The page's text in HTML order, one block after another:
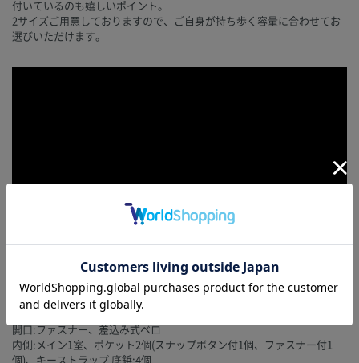
付いているのも嬉しいポイント。
2サイズご用意しておりますので、ご自身が持ち歩く容量に合わせてお
選びいただけます。
サイズ・商品詳細
開口:ファスナー、差込み式ベロ
内側:メイン1室、ポケット2個(スナップボタン付1個、ファスナー付1
個)、キーストラップ 底鋲:4個